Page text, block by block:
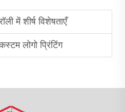
में शीर्ष विशेषताएँ
लोगो प्रिंटिंग